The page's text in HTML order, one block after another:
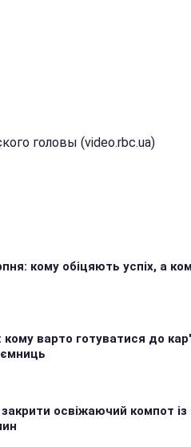
головы (video.rbc.ua)
кому обіцяють успіх, а
кому варто готуватися до
освіжаючий компот